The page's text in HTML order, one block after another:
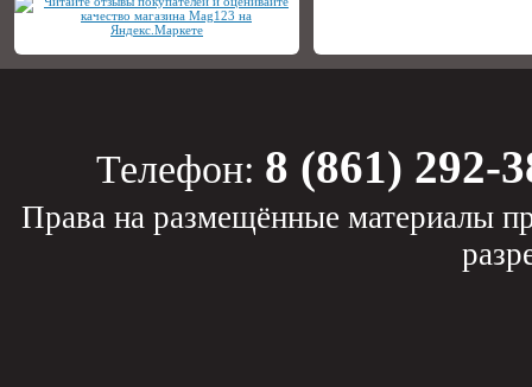
Телефон: 8 (861) 292-
Права на размещённые материалы